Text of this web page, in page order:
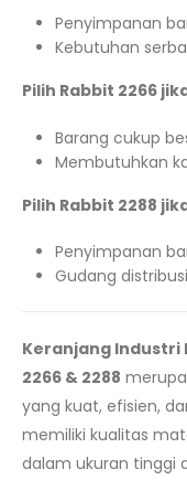
Penyimpanan
Kebutuhan
Pilih Rabbit 2266
Barang cukup
Membutuhkan
Pilih Rabbit 2288
Penyimpanan
Gudang
Keranjang Industri
2266 & 2288
yang kuat, efisien,
memiliki kualitas
dalam ukuran tinggi